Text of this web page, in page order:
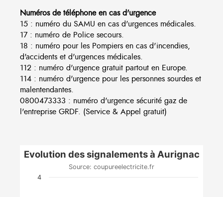
Numéros de téléphone en cas d'urgence
15 : numéro du SAMU en cas d'urgences médicales.
17 : numéro de Police secours.
18 : numéro pour les Pompiers en cas d'incendies,
d'accidents et d'urgences médicales.
112 : numéro d'urgence gratuit partout en Europe.
114 : numéro d'urgence pour les personnes sourdes et
malentendantes.
0800473333 : numéro d'urgence sécurité gaz de
l'entreprise GRDF. (Service & Appel gratuit)
Evolution des signalements à Aurignac
Source: coupureelectricite.fr
4